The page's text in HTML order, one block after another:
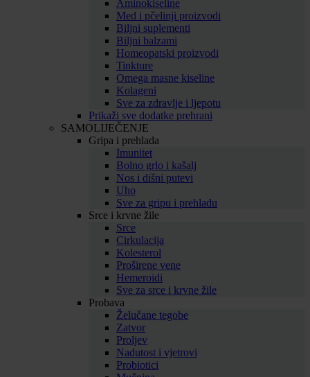
Aminokiseline
Med i pčelinji proizvodi
Biljni suplementi
Biljni balzami
Homeopatski proizvodi
Tinkture
Omega masne kiseline
Kolageni
Sve za zdravlje i ljepotu
Prikaži sve dodatke prehrani
SAMOLIJEČENJE
Gripa i prehlada
Imunitet
Bolno grlo i kašalj
Nos i dišni putevi
Uho
Sve za gripu i prehladu
Srce i krvne žile
Srce
Cirkulacija
Kolesterol
Proširene vene
Hemeroidi
Sve za srce i krvne žile
Probava
Želučane tegobe
Zatvor
Proljev
Nadutost i vjetrovi
Probiotici